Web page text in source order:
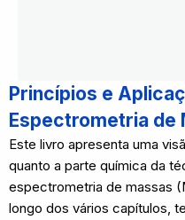
Princípios e
Espectrometria de
Este livro apresenta uma
quanto a parte química da
espectrometria de massas
longo dos vários capítulos,